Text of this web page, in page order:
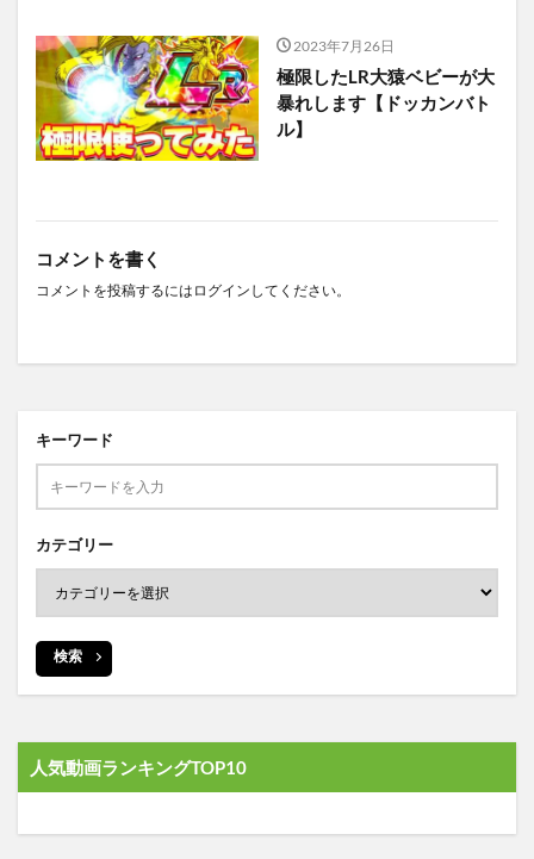
2023年7月26日
極限したLR大猿ベビーが大
暴れします【ドッカンバト
ル】
コメントを書く
コメントを投稿するには ログイン してください。
キーワード
カテゴリー
検索
人気動画ランキングTOP10